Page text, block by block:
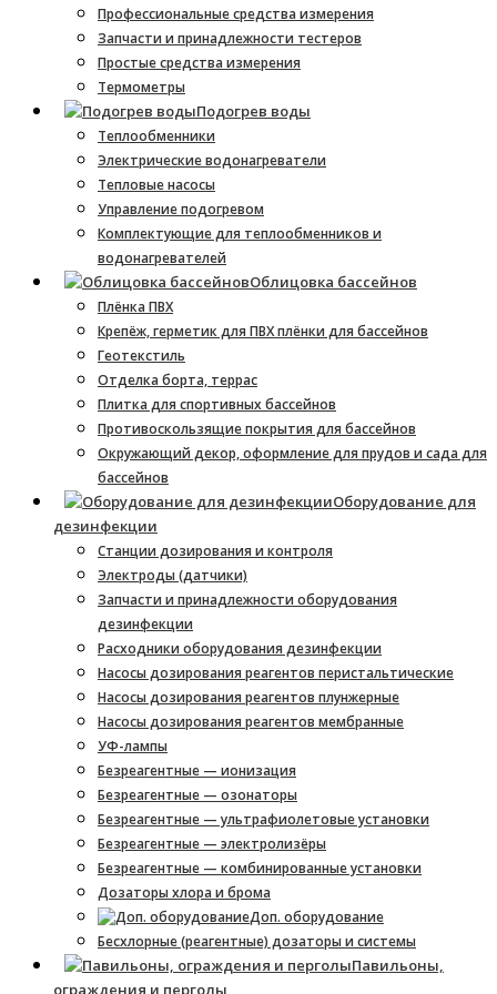
Профессиональные средства измерения
Запчасти и принадлежности тестеров
Простые средства измерения
Термометры
Подогрев воды
Теплообменники
Электрические водонагреватели
Тепловые насосы
Управление подогревом
Комплектующие для теплообменников и
водонагревателей
Облицовка бассейнов
Плёнка ПВХ
Крепёж, герметик для ПВХ плёнки для бассейнов
Геотекстиль
Отделка борта, террас
Плитка для спортивных бассейнов
Противоскользящие покрытия для бассейнов
Окружающий декор, оформление для прудов и сада для
бассейнов
Оборудование для
дезинфекции
Станции дозирования и контроля
Электроды (датчики)
Запчасти и принадлежности оборудования
дезинфекции
Расходники оборудования дезинфекции
Насосы дозирования реагентов перистальтические
Насосы дозирования реагентов плунжерные
Насосы дозирования реагентов мембранные
УФ-лампы
Безреагентные — ионизация
Безреагентные — озонаторы
Безреагентные — ультрафиолетовые установки
Безреагентные — электролизёры
Безреагентные — комбинированные установки
Дозаторы хлора и брома
Доп. оборудование
Бесхлорные (реагентные) дозаторы и системы
Павильоны,
ограждения и перголы